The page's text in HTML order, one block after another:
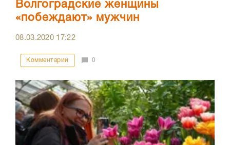
Волгоградские женщины
«побеждают» мужчин
08.03.2020 17:22
Комментарии 0